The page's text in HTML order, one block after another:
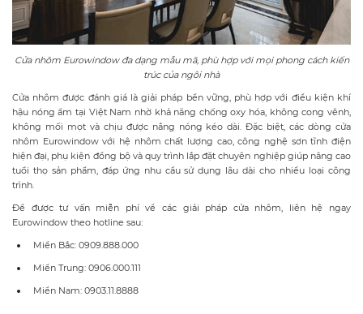
Cửa nhôm Eurowindow đa dạng mẫu mã, phù hợp với mọi phong cách kiến
trúc của ngôi nhà
Cửa nhôm được đánh giá là giải pháp bền vững, phù hợp với điều kiện khí
hậu nóng ẩm tại Việt Nam nhờ khả năng chống oxy hóa, không cong vênh,
không mối mọt và chịu được nắng nóng kéo dài. Đặc biệt, các dòng cửa
nhôm Eurowindow với hệ nhôm chất lượng cao, công nghệ sơn tĩnh điện
hiện đại, phụ kiện đồng bộ và quy trình lắp đặt chuyên nghiệp giúp nâng cao
tuổi thọ sản phẩm, đáp ứng nhu cầu sử dụng lâu dài cho nhiều loại công
trình.
Để được tư vấn miễn phí về các giải pháp cửa nhôm, liên hệ ngay
Eurowindow theo hotline sau:
Miền Bắc: 0909.888.000
Miền Trung: 0906.000.111
Miền Nam: 0903.11.8888